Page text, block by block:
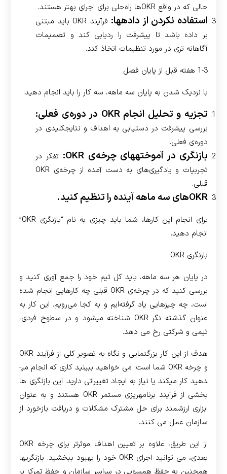
حالی که در واقع OKRها راه‌حلی برای اجرای بهتر هستند.
استفاده نکردن از داده­ها:
فرآیند OKR باید مبتنی
بر داده باشد تا پیشرفت را ردیابی کند و تصمیمات
آگاهانه تری در مورد تنظیمات اتخاذ کند.
1-3 هفته قبل از پایان فصل
با نزدیک شدن به پایان سه ماهه، سه کار را باید انجام دهید:
تجزیه و تحلیل انجام OKR در دوره‌ی فعلی:
بررسی پیشرفت در دستیابی به اهداف و نتایج­کلیدی در
دوره‌ی فعلی.
بازنگری در آموخته­های چرخه‌ی OKR:
تفکر در
تجربیات و یادگیری‌های به دست آمده از چرخه‌ی OKR
قبلی.
OKRهای سه ماهه آینده را تنظیم کنید.
برای انجام این کارها، شما باید چیزی به نام “بازنگری OKR”
انجام دهید.
بازنگری OKR
در پایان هر سه ماهه، باید کل تیم خود را جمع آوری کنید و
بررسی کنید که در چرخه‌ی OKR قبلی چه کارهایی انجام شده
است، چه چیزهایی یاد گرفته‌ایم و به کجا می‌رویم. این کار به
عنوان گذشته نگر OKR شناخته می­شود و در سطوح فردی،
تیمی و شرکتی رخ می دهد.
هدف از این کار بزرگنمایی و نگاه به تصویر کلی از فرآیند OKR
و چرخه OKR شما است. می خواهید ببینید کاری که انجام می­
دهید کار می­کند یا نیاز به ایجاد تغییراتی دارید. این بازنگری ها
بخشی از فرآیند برنامه­ریزی مستمر OKR هستند و به عنوان
ابزاری ارزشمند برای حل مشترک مشکلات و دریافت بازخورد از
سازمان عمل می کنند.
از این طریق، علاوه بر تعیین اهداف موثرتر برای چرخه OKR
بعدی، می توانید اجرای OKR خود را بهبود ببخشید. بازنگری­ها